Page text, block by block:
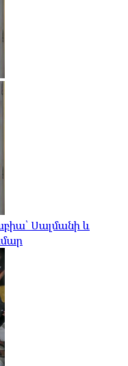
Սալմանի և